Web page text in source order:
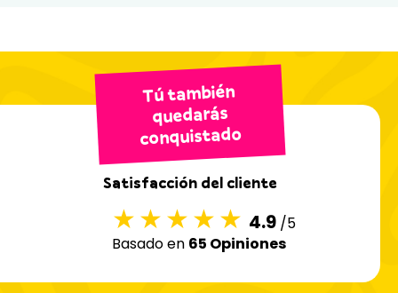
Tú también
quedarás
conquistado
Satisfacción del cliente
4.9 /5
Basado en 65 Opiniones